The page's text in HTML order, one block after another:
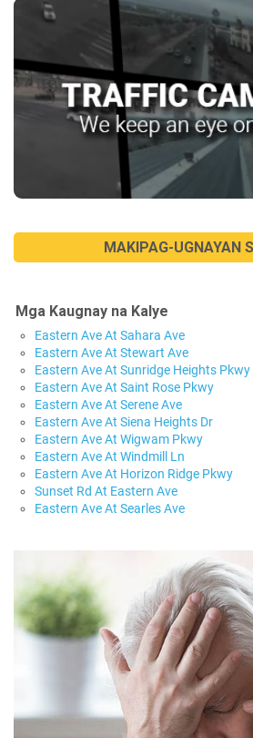
MAKIPAG-UGNAYAN
Mga Kaugnay na Kalye
Eastern Ave At Sahara Ave
Eastern Ave At Stewart Ave
Eastern Ave At Sunridge Heights Pkwy
Eastern Ave At Saint Rose Pkwy
Eastern Ave At Serene Ave
Eastern Ave At Siena Heights Dr
Eastern Ave At Wigwam Pkwy
Eastern Ave At Windmill Ln
Eastern Ave At Horizon Ridge Pkwy
Sunset Rd At Eastern Ave
Eastern Ave At Searles Ave